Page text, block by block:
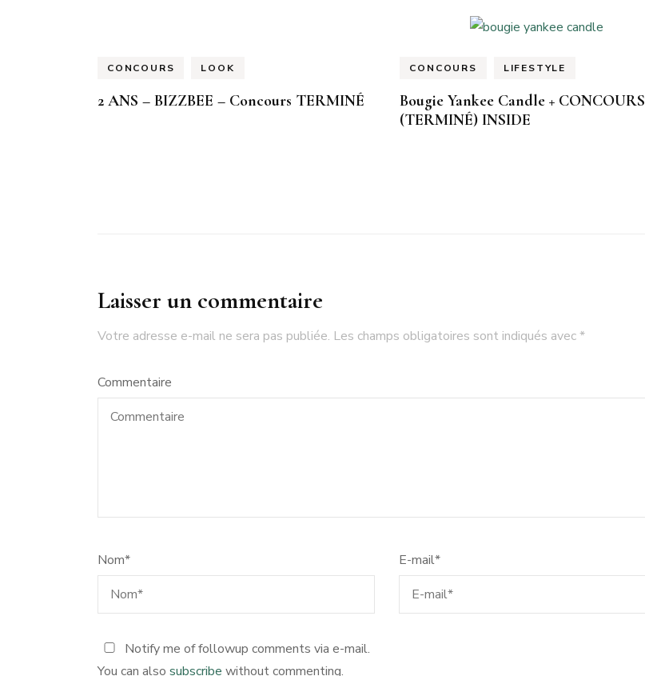
CONCOURS LOOK
2 ANS – BIZZBEE – Concours TERMINÉ
CONCOURS LIFESTYLE
Bougie Yankee Candle + CONCOURS
(TERMINÉ) INSIDE
Laisser un commentaire
Votre adresse e-mail ne sera pas publiée. Les champs obligatoires sont indiqués avec*
Commentaire
Nom* E-mail*
Notify me of followup comments via e-mail.
You can also subscribe without commenting.